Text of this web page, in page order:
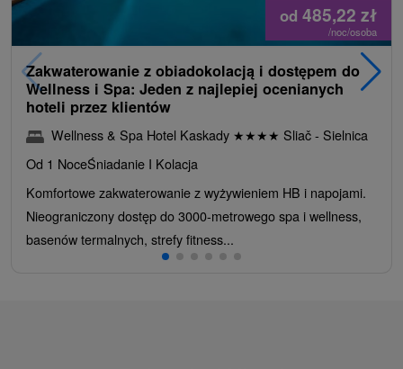
od 485,22 zł
/noc/osoba
Zakwaterowanie z obiadokolacją i dostępem do
Wellness i Spa: Jeden z najlepiej ocenianych
hoteli przez klientów
Wellness & Spa Hotel Kaskady ★★★★ Sliač - Sielnica
Od 1 NoceŚniadanie I Kolacja
Komfortowe zakwaterowanie z wyżywieniem HB i napojami.
Nieograniczony dostęp do 3000-metrowego spa i wellness,
basenów termalnych, strefy fitness...